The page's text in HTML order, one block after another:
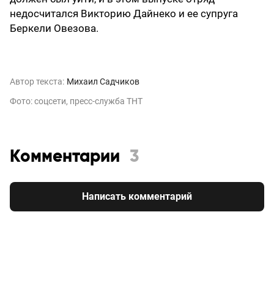
недосчитался Викторию Дайнеко и ее супруга
Беркели Овезова.
Автор текста: Михаил Садчиков
Фото: соцсети, пресс-служба ТНТ
Комментарии 3
Написать комментарий